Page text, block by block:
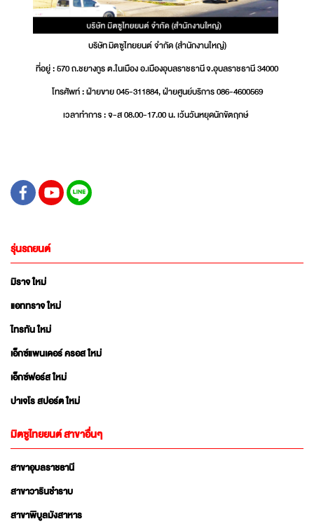
บริษัท มิตซูไทยยนต์ จำกัด (สำนักงานใหญ่)
ที่อยู่ : 570 ถ.ชยางกูร ต.ในเมือง อ.เมืองอุบลราชธานี จ.อุบลราชธานี 34000
โทรศัพท์ : ฝ่ายขาย 045-311884, ฝ่ายศูนย์บริการ 086-4600569
เวลาทำการ : จ-ส 08.00-17.00 น. เว้นวันหยุดนักขัตฤกษ์
รุ่นรถยนต์
มิราจ ใหม่
แอททราจ ใหม่
ไทรทัน ใหม่
เอ็กซ์แพนเดอร์ ครอส ใหม่
เอ็กซ์ฟอร์ส ใหม่
ปาเจโร สปอร์ต ใหม่
มิตซูไทยยนต์ สาขาอื่นๆ
สาขาอุบลราชธานี
สาขาวารินชำราบ
สาขาพิบูลมังสาหาร